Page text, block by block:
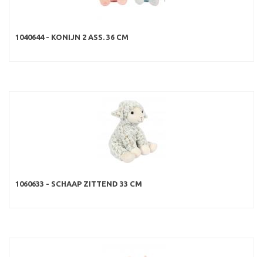
1040644 - KONIJN 2 ASS. 36 CM
1060633 - SCHAAP ZITTEND 33 CM